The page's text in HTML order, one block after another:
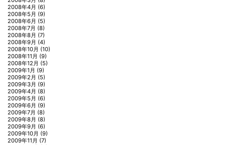
2008年4月 (6)
2008年5月 (9)
2008年6月 (5)
2008年7月 (8)
2008年8月 (7)
2008年9月 (4)
2008年10月 (10)
2008年11月 (9)
2008年12月 (5)
2009年1月 (9)
2009年2月 (5)
2009年3月 (9)
2009年4月 (8)
2009年5月 (6)
2009年6月 (9)
2009年7月 (8)
2009年8月 (8)
2009年9月 (6)
2009年10月 (9)
2009年11月 (7)